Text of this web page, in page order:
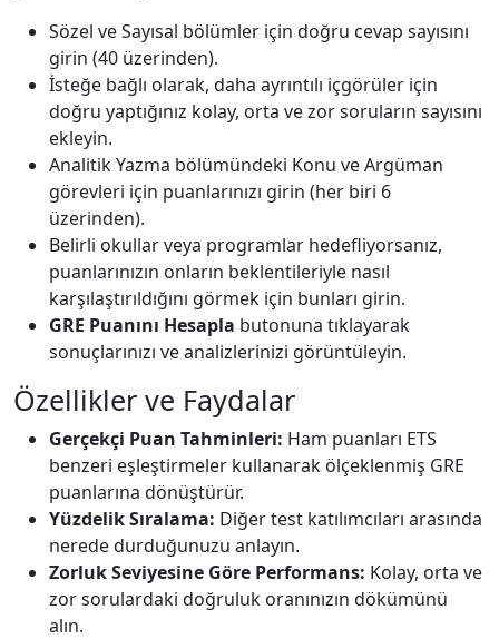
Sözel ve Sayısal bölümler için doğru cevap sayısını
girin (40 üzerinden).
İsteğe bağlı olarak, daha ayrıntılı içgörüler için
doğru yaptığınız kolay, orta ve zor soruların sayısını
ekleyin.
Analitik Yazma bölümündeki Konu ve Argüman
görevleri için puanlarınızı girin (her biri 6
üzerinden).
Belirli okullar veya programlar hedefliyorsanız,
puanlarınızın onların beklentileriyle nasıl
karşılaştırıldığını görmek için bunları girin.
GRE Puanını Hesapla butonuna tıklayarak
sonuçlarınızı ve analizlerinizi görüntüleyin.
Özellikler ve Faydalar
Gerçekçi Puan Tahminleri: Ham puanları ETS
benzeri eşleştirmeler kullanarak ölçeklenmiş GRE
puanlarına dönüştürür.
Yüzdelik Sıralama: Diğer test katılımcıları arasında
nerede durduğunuzu anlayın.
Zorluk Seviyesine Göre Performans: Kolay, orta ve
zor sorulardaki doğruluk oranınızın dökümünü
alın.